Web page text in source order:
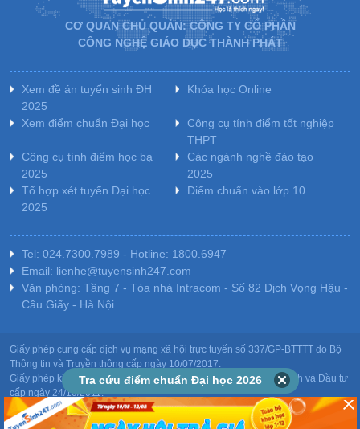
CƠ QUAN CHỦ QUẢN: CÔNG TY CỔ PHẦN
CÔNG NGHỆ GIÁO DỤC THÀNH PHÁT
Xem đề án tuyển sinh ĐH
2025
Khóa học Online
Xem điểm chuẩn Đại học
Công cụ tính điểm tốt nghiệp
THPT
Công cụ tính điểm học bạ
2025
Các ngành nghề đào tạo
2025
Tổ hợp xét tuyển Đại học
2025
Điểm chuẩn vào lớp 10
Tel: 024.7300.7989 - Hotline: 1800.6947
Email: lienhe@tuyensinh247.com
Văn phòng: Tầng 7 - Tòa nhà Intracom - Số 82 Dịch Vọng Hậu -
Cầu Giấy - Hà Nội
Giấy phép cung cấp dịch vụ mạng xã hội trực tuyến số 337/GP-BTTTT do Bộ
Thông tin và Truyền thông cấp ngày 10/07/2017.
Giấy phép kinh doanh giáo dục: MST-0106478082 do Sở Kế hoạch và Đầu tư
cấp ngày 24/10/2011.
Chịu trách nhiệm nội dung: Phạm Đức Tuệ.
Tra cứu điểm chuẩn Đại học 2026